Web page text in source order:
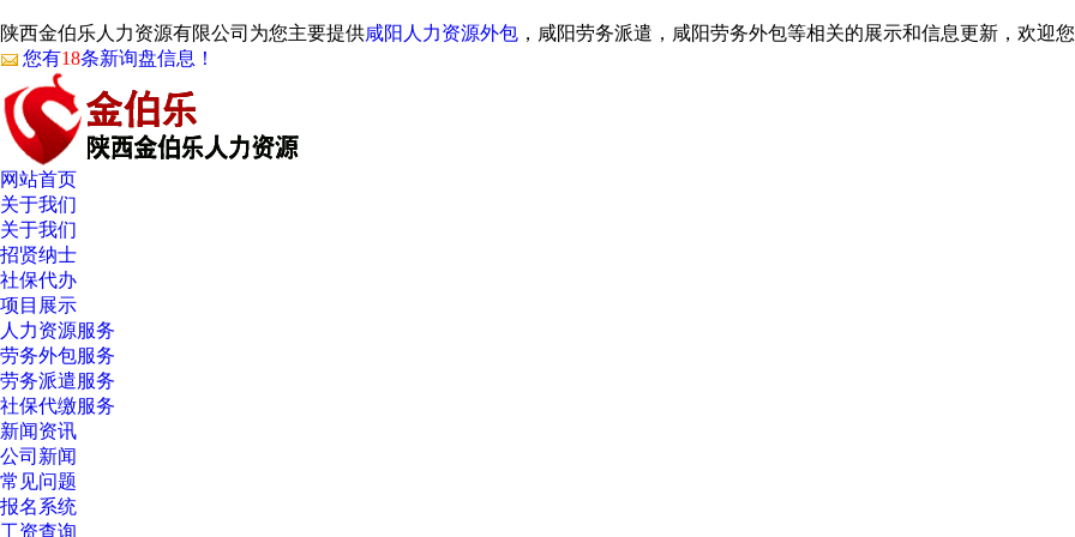
陕西金伯乐人力资源有限公司为您主要提供咸阳人力资源外包 ，咸阳劳务派遣，咸阳劳务外包等相关的展示和信息更新，欢迎
您有18条新询盘信息！
网站首页
关于我们
关于我们
招贤纳士
社保代办
项目展示
人力资源服务
劳务外包服务
劳务派遣服务
社保代缴服务
新闻资讯
公司新闻
常见问题
报名系统
工资查询